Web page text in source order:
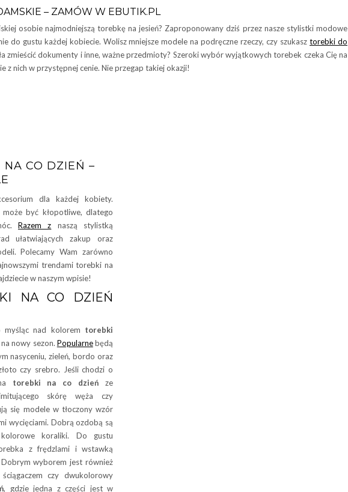
– ZAMÓW W EBUTIK.PL
osobie najmodniejszą torebkę na jesień? Zaproponowany dziś przez nasze stylistki modowe
do gustu każdej kobiecie. Wolisz mniejsze modele na podręczne rzeczy, czy szukasztorebki do
zmieścić dokumenty i inne, ważne przedmioty? Szeroki wybór wyjątkowych torebek czeka Cię na
z nich w przystępnej cenie. Nie przegap takiej okazji!
NA CO DZIEŃ –
dla każdej kobiety.
być kłopotliwe, dlatego
Razem z naszą stylistką
ułatwiających zakup oraz
Polecamy Wam zarówno
trendami torebki na
w naszym wpisie!
NA CO DZIEŃ
myśląc nad kolorem torebki
nowy sezon. Popularnebędą
nasyceniu, zieleń, bordo oraz
czy srebro. Jeśli chodzi o
torebki na co dzień ze
skórę węża czy
się modele w tłoczony wzór
wycięciami. Dobrą ozdobą są
koraliki. Do gustu
z frędzlami i wstawką
wyborem jest również
czy dwukolorowy
, gdzie jedna z części jest w